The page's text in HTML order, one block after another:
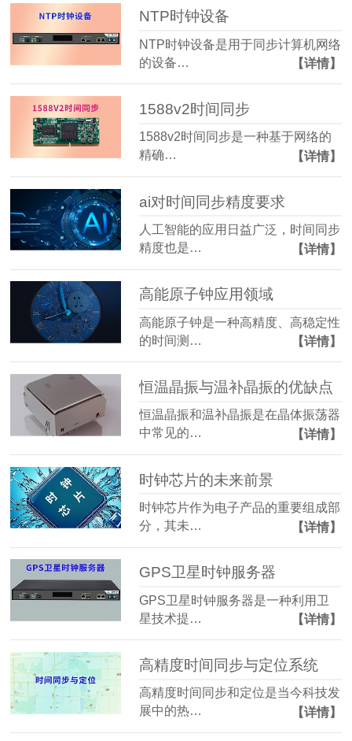
NTP时钟设备
NTP时钟设备是用于同步计算机网络
的设备…
【详情】
1588v2时间同步
1588v2时间同步是一种基于网络的
精确…
【详情】
ai对时间同步精度要求
人工智能的应用日益广泛，时间同步
精度也是…
【详情】
高能原子钟应用领域
高能原子钟是一种高精度、高稳定性
的时间测…
【详情】
恒温晶振与温补晶振的优缺点
恒温晶振和温补晶振是在晶体振荡器
中常见的…
【详情】
时钟芯片的未来前景
时钟芯片作为电子产品的重要组成部
分，其未…
【详情】
GPS卫星时钟服务器
GPS卫星时钟服务器是一种利用卫
星技术提…
【详情】
高精度时间同步与定位系统
高精度时间同步和定位是当今科技发
展中的热…
【详情】